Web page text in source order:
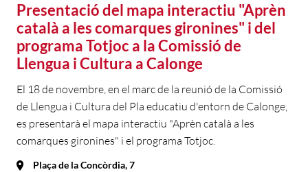
Presentació del mapa interactiu "Aprèn
català a les comarques gironines" i del
programa Totjoc a la Comissió de
Llengua i Cultura a Calonge
El 18 de novembre, en el marc de la reunió de la Comissió
de Llengua i Cultura del Pla educatiu d'entorn de Calonge,
es presentarà el mapa interactiu "Aprèn català a les
comarques gironines" i el programa Totjoc.
Plaça de la Concòrdia, 7